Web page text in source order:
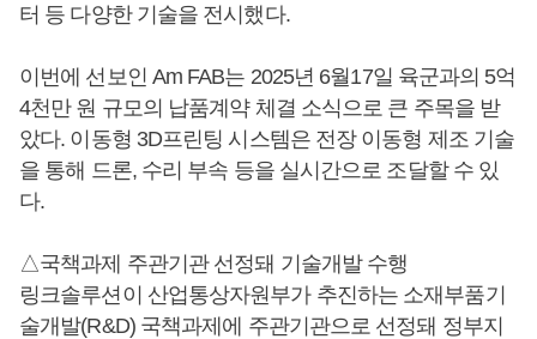
터 등 다양한 기술을 전시했다.
이번에 선보인 Am FAB는 2025년 6월17일 육군과의 5억
4천만 원 규모의 납품계약 체결 소식으로 큰 주목을 받
았다. 이동형 3D프린팅 시스템은 전장 이동형 제조 기술
을 통해 드론, 수리 부속 등을 실시간으로 조달할 수 있
다.
△국책과제 주관기관 선정돼 기술개발 수행
링크솔루션이 산업통상자원부가 추진하는 소재부품기
술개발(R&D) 국책과제에 주관기관으로 선정돼 정부지